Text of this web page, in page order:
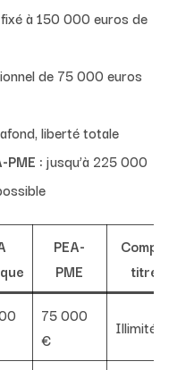
à 150 000 euros de
de 75 000 euros
liberté totale
PME : jusqu’à 225 000
PEA-
PME
Compte-
titres
75 000
€
Illimité